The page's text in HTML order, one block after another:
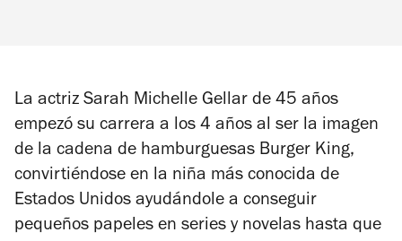
La actriz Sarah Michelle Gellar de 45 años
empezó su carrera a los 4 años al ser la imagen
de la cadena de hamburguesas Burger King,
convirtiéndose en la niña más conocida de
Estados Unidos ayudándole a conseguir
pequeños papeles en series y novelas hasta que